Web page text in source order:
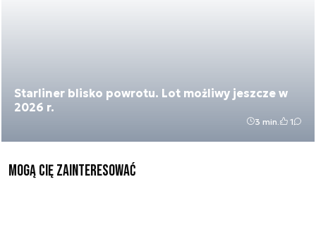
Starliner blisko powrotu. Lot możliwy jeszcze w
2026 r.
3 min. 1
Mogą Cię zainteresować